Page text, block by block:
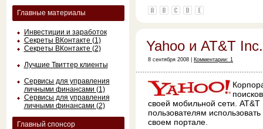
Главные материалы
Инвестиции и заработок
Секреты ВКонтакте (1)
Секреты ВКонтакте (2)
Лучшие Твиттер клиенты
Сервисы для управления
личными финансами (1)
Сервисы для управления
личными финансами (2)
Главный спонсор
Yahoo и AT&T Inc.
8 сентября 2008 | Комментарии: 1
своей мобильной сети.
пользователям
своем портале.